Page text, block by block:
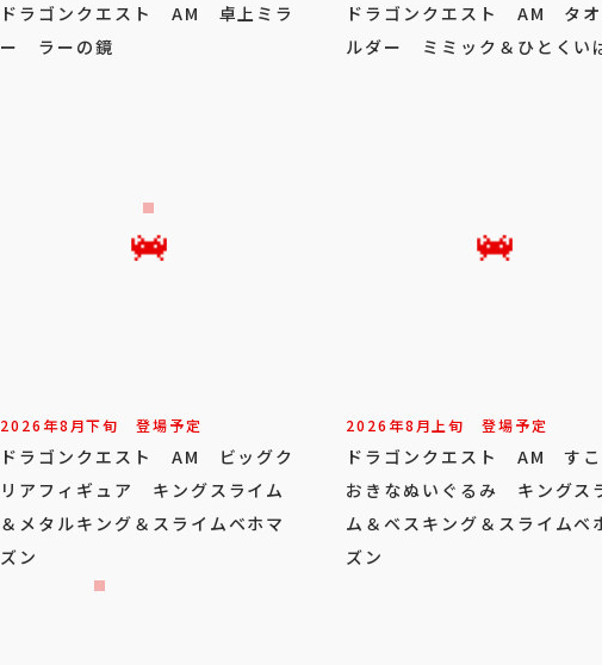
ドラゴンクエスト AM 卓上ミラ
ー ラーの鏡
ドラゴンクエスト AM タ
ルダー ミミック＆ひとくい
2026年8月下旬 登場予定
ドラゴンクエスト AM ビッグク
リアフィギュア キングスライム
＆メタルキング＆スライムベホマ
ズン
2026年8月上旬 登場予定
ドラゴンクエスト AM す
おきなぬいぐるみ キングス
ム＆ベスキング＆スライムベ
ズン